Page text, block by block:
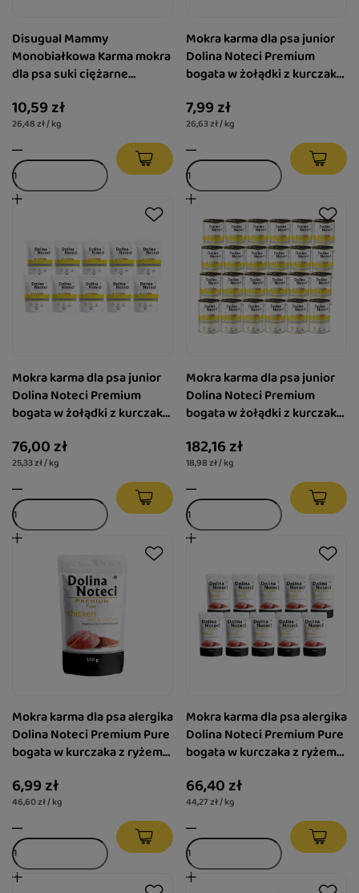
Disugual Mammy
Monobiałkowa Karma mokra
dla psa suki ciężarne
10,59 zł
26,48 zł / kg
Mokra karma dla psa junior
Dolina Noteci Premium
bogata w żołądki z kurczaka
7,99 zł
26,63 zł / kg
Mokra karma dla psa junior
Dolina Noteci Premium
bogata w żołądki z kurczaka
76,00 zł
25,33 zł / kg
Mokra karma dla psa junior
Dolina Noteci Premium
bogata w żołądki z kurczaka
182,16 zł
18,98 zł / kg
Mokra karma dla psa alergika
Dolina Noteci Premium Pure
bogata w kurczaka z ryżem
6,99 zł
46,60 zł / kg
Mokra karma dla psa alergika
Dolina Noteci Premium Pure
bogata w kurczaka z ryżem
66,40 zł
44,27 zł / kg